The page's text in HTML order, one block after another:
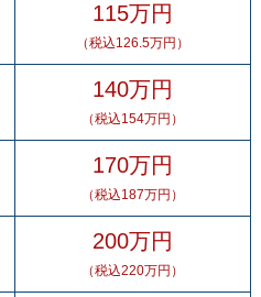
115万円
（税込126.5万円）
140万円
（税込154万円）
170万円
（税込187万円）
200万円
（税込220万円）